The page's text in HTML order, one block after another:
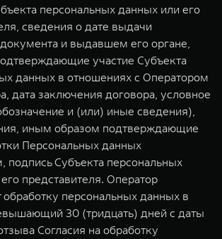
персональных данных или его
сведения о дате выдачи
и выдавшем его органе,
участие Субъекта
данных в отношениях с Оператором
дата заключения договора, условное
и (или) иные сведения),
иным образом подтверждающие
Персональных данных
подпись Субъекта персональных
представителя. Оператор
персональных данных в
30 (тридцать) дней с даты
Согласия на обработку